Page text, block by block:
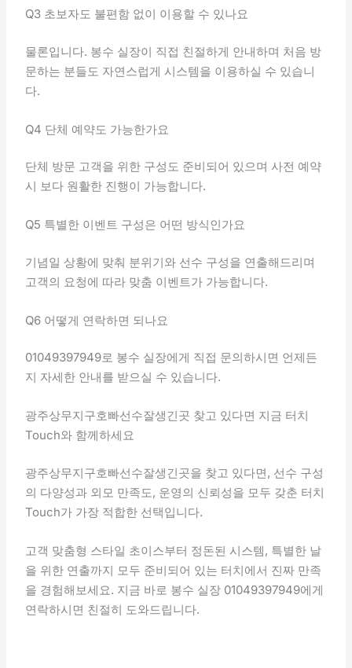
Q3 초보자도 불편함 없이 이용할 수 있나요
물론입니다. 봉수 실장이 직접 친절하게 안내하며 처음 방
문하는 분들도 자연스럽게 시스템을 이용하실 수 있습니
다.
Q4 단체 예약도 가능한가요
단체 방문 고객을 위한 구성도 준비되어 있으며 사전 예약
시 보다 원활한 진행이 가능합니다.
Q5 특별한 이벤트 구성은 어떤 방식인가요
기념일 상황에 맞춰 분위기와 선수 구성을 연출해드리며
고객의 요청에 따라 맞춤 이벤트가 가능합니다.
Q6 어떻게 연락하면 되나요
01049397949로 봉수 실장에게 직접 문의하시면 언제든
지 자세한 안내를 받으실 수 있습니다.
광주상무지구호빠선수잘생긴곳 찾고 있다면 지금 터치
Touch와 함께하세요
광주상무지구호빠선수잘생긴곳을 찾고 있다면, 선수 구성
의 다양성과 외모 만족도, 운영의 신뢰성을 모두 갖춘 터치
Touch가 가장 적합한 선택입니다.
고객 맞춤형 스타일 초이스부터 정돈된 시스템, 특별한 날
을 위한 연출까지 모두 준비되어 있는 터치에서 진짜 만족
을 경험해보세요. 지금 바로 봉수 실장 01049397949에게
연락하시면 친절히 도와드립니다.